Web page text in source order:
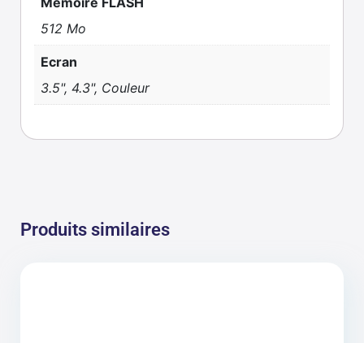
512 Mo
Ecran
3.5", 4.3", Couleur
Produits similaires